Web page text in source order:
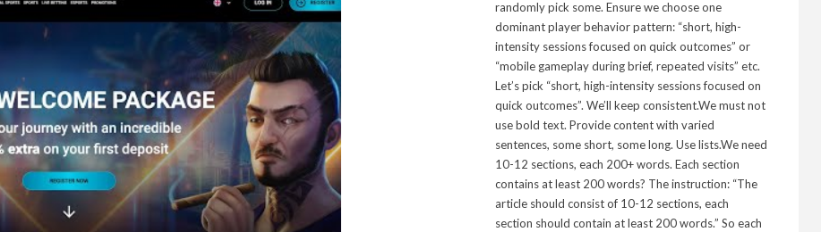
randomly pick some. Ensure we choose one
dominant player behavior pattern: “short, high-
intensity sessions focused on quick outcomes” or
“mobile gameplay during brief, repeated visits” etc.
Let’s pick “short, high-intensity sessions focused on
quick outcomes”. We’ll keep consistent.We must not
use bold text. Provide content with varied
sentences, some short, some long. Use lists.We need
10-12 sections, each 200+ words. Each section
contains at least 200 words? The instruction: “The
article should consist of 10-12 sections, each
section should contain at least 200 words.” So each